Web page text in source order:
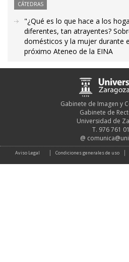
CÁTEDRAS
"¿Qué es lo que hace a los
diferentes, tan atrayentes?
domésticos y la mujer durante
próximo Ateneo de la EINA
Gabinete de Imagen y
Gabinete de
Universidad de
T. 976 761
@
Aviso Legal Condiciones generales de uso